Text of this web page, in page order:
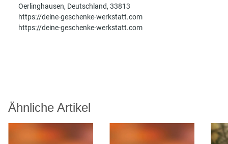
Oerlinghausen, Deutschland, 33813
https://deine-geschenke-werkstatt.com
https://deine-geschenke-werkstatt.com
Ähnliche Artikel